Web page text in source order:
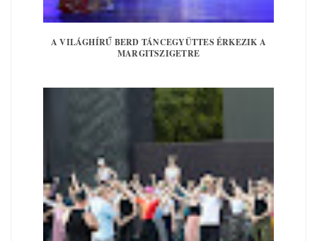
A VILÁGHÍRŰ BERD TÁNCEGYÜTTES ÉRKEZIK A
MARGITSZIGETRE